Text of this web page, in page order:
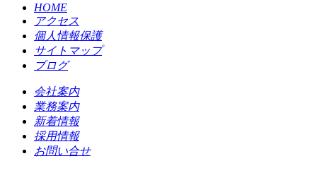
HOME
アクセス
個人情報保護
サイトマップ
ブログ
会社案内
業務案内
新着情報
採用情報
お問い合せ